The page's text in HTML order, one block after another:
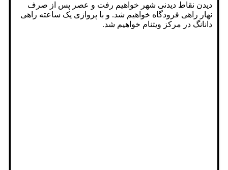
دیدن نقاط دیدنی شهر خواهیم رفت و عصر پس از صرف
نهار راهی فرودگاه خواهیم شد. و با پروازی یک ساعته راهی
دانانگ در مرکز ویتنام خواهیم شد.